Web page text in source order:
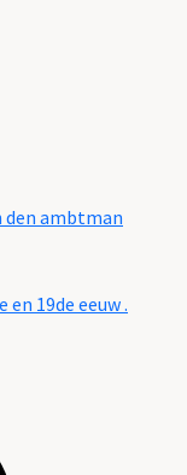
den ambtman
19de eeuw .